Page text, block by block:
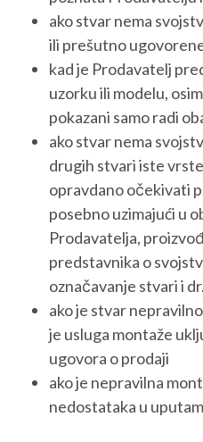
ako stvar nema
ili prešutno
kad je Prodavatelj
uzorku ili modelu,
pokazani samo radi
ako stvar nema
drugih stvari iste
opravdano očekivati
posebno uzimajući u
Prodavatelja,
predstavnika o
označavanje stvari i
ako je stvar
je usluga montaže
ugovora o prodaji
ako je nepravilna
nedostataka u